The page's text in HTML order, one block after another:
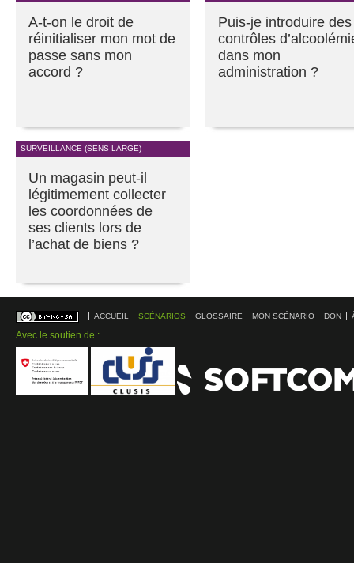
A-t-on le droit de
réinitialiser mon mot de
passe sans mon
accord ?
Puis-je introduire des
contrôles
dans mon
administration ?
SURVEILLANCE (SENS LARGE)
Un magasin peut-il
légitimement collecter
les coordonnées de
ses clients lors de
l’achat de biens ?
ACCUEIL SCÉNARIOS GLOSSAIRE MON SCÉNARIO DON
Avec le soutien de :